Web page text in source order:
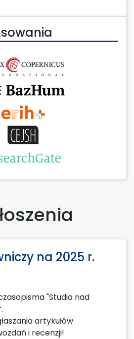
na 2025 r.
"Studia nad
artykułów
i recenzji!